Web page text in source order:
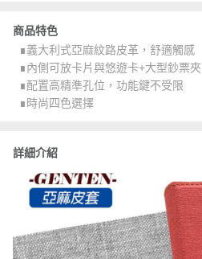
商品特色
∎義大利式亞麻紋路皮革，舒適觸感
∎內側可放卡片與悠遊卡+大型鈔票夾
∎配置高精準孔位，功能鍵不受限
∎時尚四色選擇
詳細介紹